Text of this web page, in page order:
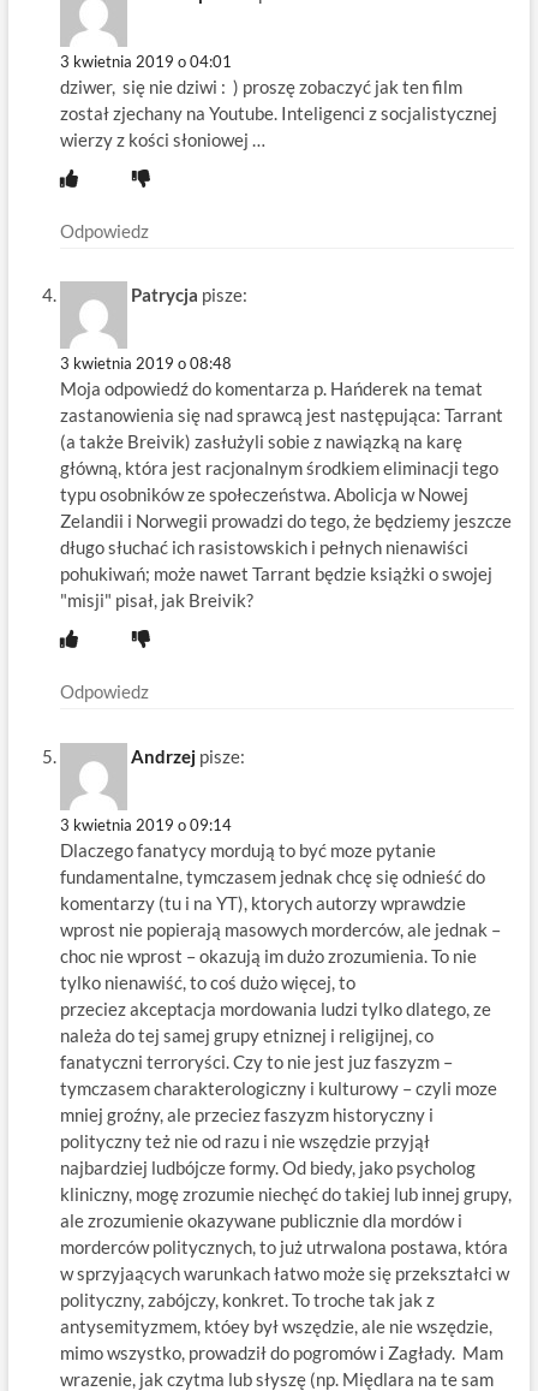
3 kwietnia 2019 o 04:01
dziwer, się nie dziwi : ) proszę zobaczyć jak ten film
został zjechany na Youtube. Inteligenci z socjalistycznej
wierzy z kości słoniowej …
Odpowiedz
Patrycja pisze:
3 kwietnia 2019 o 08:48
Moja odpowiedź do komentarza p. Hańderek na temat
zastanowienia się nad sprawcą jest następująca: Tarrant
(a także Breivik) zasłużyli sobie z nawiązką na karę
główną, która jest racjonalnym środkiem eliminacji tego
typu osobników ze społeczeństwa. Abolicja w Nowej
Zelandii i Norwegii prowadzi do tego, że będziemy jeszcze
długo słuchać ich rasistowskich i pełnych nienawiści
pohukiwań; może nawet Tarrant będzie książki o swojej
"misji" pisał, jak Breivik?
Odpowiedz
Andrzej pisze:
3 kwietnia 2019 o 09:14
Dlaczego fanatycy mordują to być moze pytanie
fundamentalne, tymczasem jednak chcę się odnieść do
komentarzy (tu i na YT), ktorych autorzy wprawdzie
wprost nie popierają masowych morderców, ale jednak –
choc nie wprost – okazują im dużo zrozumienia. To nie
tylko nienawiść, to coś dużo więcej, to
przeciez akceptacja mordowania ludzi tylko dlatego, ze
należa do tej samej grupy etniznej i religijnej, co
fanatyczni terroryści. Czy to nie jest juz faszyzm –
tymczasem charakterologiczny i kulturowy – czyli moze
mniej groźny, ale przeciez faszyzm historyczny i
polityczny też nie od razu i nie wszędzie przyjął
najbardziej ludbójcze formy. Od biedy, jako psycholog
kliniczny, mogę zrozumie niechęć do takiej lub innej grupy,
ale zrozumienie okazywane publicznie dla mordów i
morderców politycznych, to już utrwalona postawa, która
w sprzyjaących warunkach łatwo może się przekształci w
polityczny, zabójczy, konkret. To troche tak jak z
antysemityzmem, któey był wszędzie, ale nie wszędzie,
mimo wszystko, prowadził do pogromów i Zagłady. Mam
wrazenie, jak czytma lub słyszę (np. Międlara na te sam